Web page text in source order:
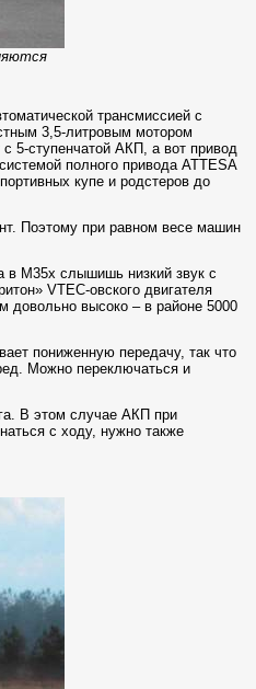
трансмиссией с
3,5-литровым мотором
5-ступенчатой АКП, а вот привод
полного привода ATTESA
купе и родстеров до
Поэтому при равном весе машин
в М35х слышишь низкий звук с
VTEC-овского двигателя
довольно высоко – в районе 5000
пониженную передачу, так что
Можно переключаться и
В этом случае АКП при
с ходу, нужно также